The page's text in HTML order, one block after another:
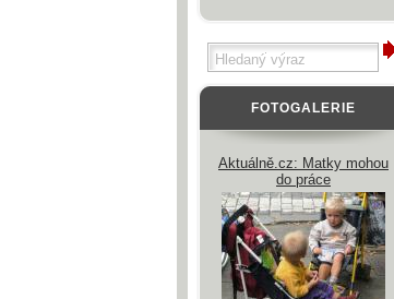
FOTOGALERIE
Aktuálně.cz: Matky mohou
do práce